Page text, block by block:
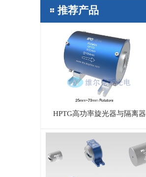
推荐产品
HPTG高功率旋光器与隔离器